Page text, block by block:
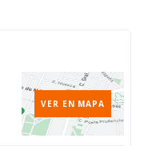
VER EN MAPA